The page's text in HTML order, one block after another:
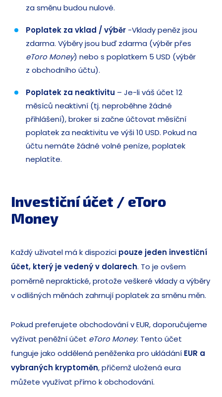
za směnu budou nulové.
Poplatek za vklad / výběr -Vklady peněz jsou
zdarma. Výběry jsou buď zdarma (výběr přes
eToro Money) nebo s poplatkem 5 USD (výběr
z obchodního účtu).
Poplatek za neaktivitu – Je-li váš účet 12
měsíců neaktivní (tj. neproběhne žádné
přihlášení), broker si začne účtovat měsíční
poplatek za neaktivitu ve výši 10 USD. Pokud na
účtu nemáte žádné volné peníze, poplatek
neplatíte.
Investiční účet / eToro
Money
Každý uživatel má k dispozici pouze jeden investiční
účet, který je vedený v dolarech. To je ovšem
poměrně nepraktické, protože veškeré vklady a výběry
v odlišných měnách zahrnují poplatek za směnu měn.
Pokud preferujete obchodování v EUR, doporučujeme
vyžívat peněžní účet eToro Money. Tento účet
funguje jako oddělená peněženka pro ukládání EUR a
vybraných kryptoměn, přičemž uložená eura
můžete využívat přímo k obchodování.